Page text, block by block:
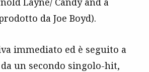
da Joe Boyd).
immediato ed è seguito a
un secondo singolo-hit,